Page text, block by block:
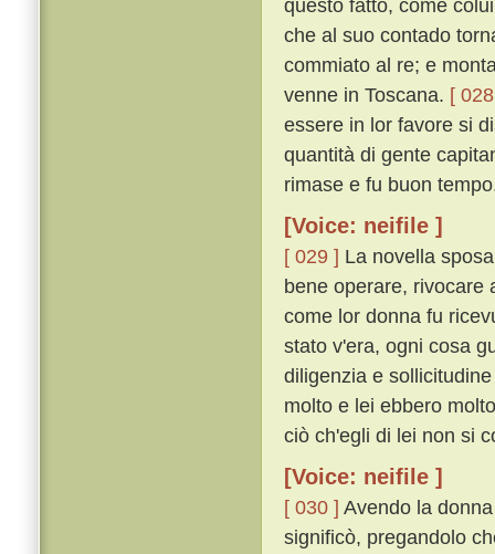
questo fatto, come
che al suo contado
commiato al re; e
venne in Toscana. [
essere in lor favore si
quantità di gente
rimase e fu buon
[Voice: neifile ]
[ 029 ] La novella
bene operare, rivocare
come lor donna fu
stato v'era, ogni cosa
diligenzia e
molto e lei ebbero
ciò ch'egli di lei non si
[Voice: neifile ]
[ 030 ] Avendo la
significò, pregandolo